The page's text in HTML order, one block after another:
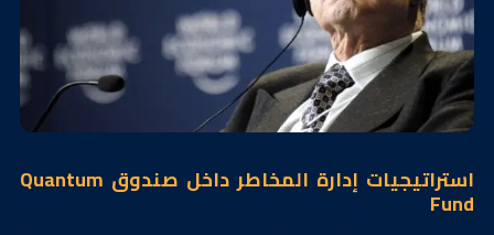
استراتيجيات إدارة المخاطر داخل صندوق Quantum
Fund